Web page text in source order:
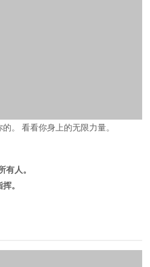
。 看看你身上的无限力量。
有人。
。